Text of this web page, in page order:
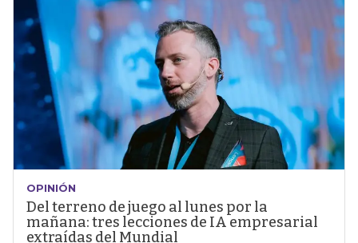
OPINIÓN
Del terreno de juego al lunes por la
mañana: tres lecciones de IA empresarial
extraídas del Mundial